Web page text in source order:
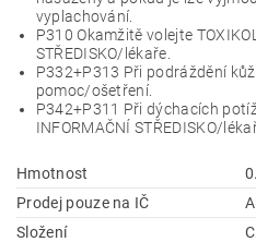
vyplachování.
P310 Okamžitě volejte
STŘEDISKO/lékaře.
P332+P313 Při podráždění
pomoc/ošetření.
P342+P311 Při dýchacích
INFORMAČNÍ STŘEDISKO/
Hmotnost
Prodej pouze na IČ
Složení